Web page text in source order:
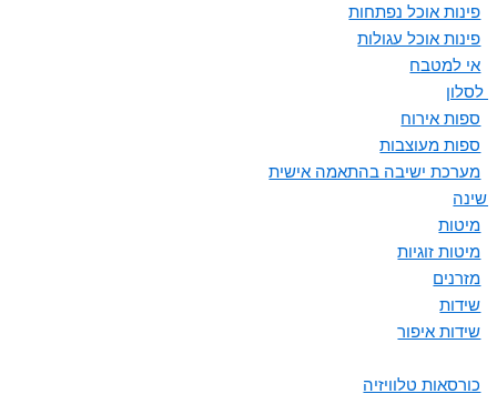
פינות אוכל נפתחות
פינות אוכל עגולות
אי למטבח
לסלון
ספות אירוח
ספות מעוצבות
מערכת ישיבה בהתאמה אישית
שינה
מיטות
מיטות זוגיות
מזרנים
שידות
שידות איפור
כורסאות טלוויזיה